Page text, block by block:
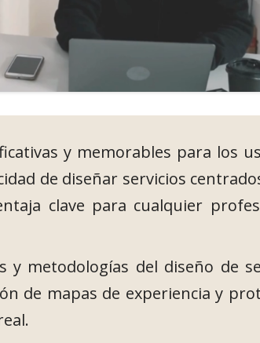
y memorables para los
de diseñar servicios
clave para cualquier
metodologías del diseño de
de mapas de experiencia y